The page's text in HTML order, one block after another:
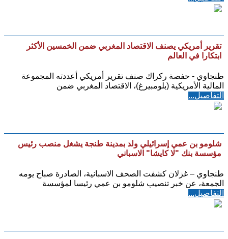
تقرير أمريكي يصنف الاقتصاد المغربي ضمن الخمسين الأكثر
ابتكارا في العالم
طنجاوي - حفصة ركراك صنف تقرير أمريكي أعددته المجموعة
المالية الأمريكية (بلومبيرغ)، الاقتصاد المغربي ضمن
التفاصيل...
شلومو بن عمي إسرائيلي ولد بمدينة طنجة يشغل منصب رئيس
مؤسسة بنك "لا كايشا" الاسباني
طنجاوي – غزلان كشفت الصحف الاسبانية، الصادرة صباح يومه
الجمعة، عن خبر تنصيب شلومو بن عمي رئيسا لمؤسسة
التفاصيل...